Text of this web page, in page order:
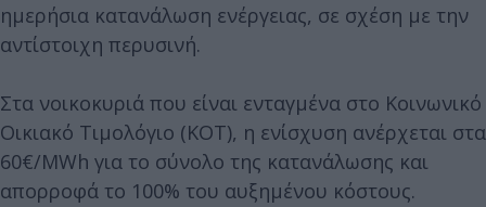
ημερήσια κατανάλωση ενέργειας, σε σχέση με την
αντίστοιχη περυσινή.
Στα νοικοκυριά που είναι ενταγμένα στο Κοινωνικό
Οικιακό Τιμολόγιο (ΚΟΤ), η ενίσχυση ανέρχεται στα
60€/MWh για το σύνολο της κατανάλωσης και
απορροφά το 100% του αυξημένου κόστους.